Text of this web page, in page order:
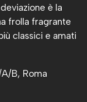
è la
frolla fragrante
classici e amati
B, Roma